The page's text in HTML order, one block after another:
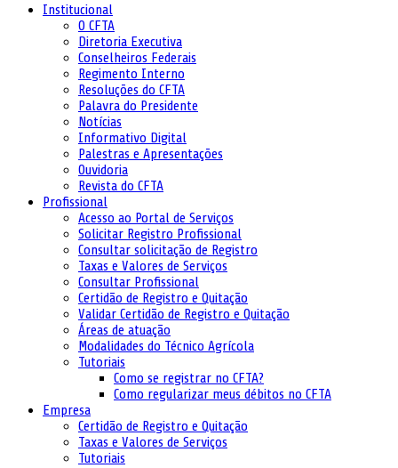
Institucional
O CFTA
Diretoria Executiva
Conselheiros Federais
Regimento Interno
Resoluções do CFTA
Palavra do Presidente
Notícias
Informativo Digital
Palestras e Apresentações
Ouvidoria
Revista do CFTA
Profissional
Acesso ao Portal de Serviços
Solicitar Registro Profissional
Consultar solicitação de Registro
Taxas e Valores de Serviços
Consultar Profissional
Certidão de Registro e Quitação
Validar Certidão de Registro e Quitação
Áreas de atuação
Modalidades do Técnico Agrícola
Tutoriais
Como se registrar no CFTA?
Como regularizar meus débitos no CFTA
Empresa
Certidão de Registro e Quitação
Taxas e Valores de Serviços
Tutoriais